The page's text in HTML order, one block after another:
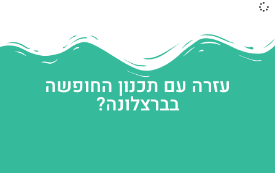
עזרה עם תכנון החופשה
בברצלונה?